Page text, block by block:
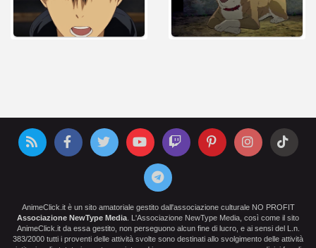
AnimeClick.it è un sito amatoriale gestito dall'associazione culturale NO PROFIT
Associazione NewType Media . L'Associazione NewType Media, così come il sito
AnimeClick.it da essa gestito, non perseguono alcun fine di lucro, e ai sensi del L.n.
383/2000 tutti i proventi delle attività svolte sono destinati allo svolgimento delle attività